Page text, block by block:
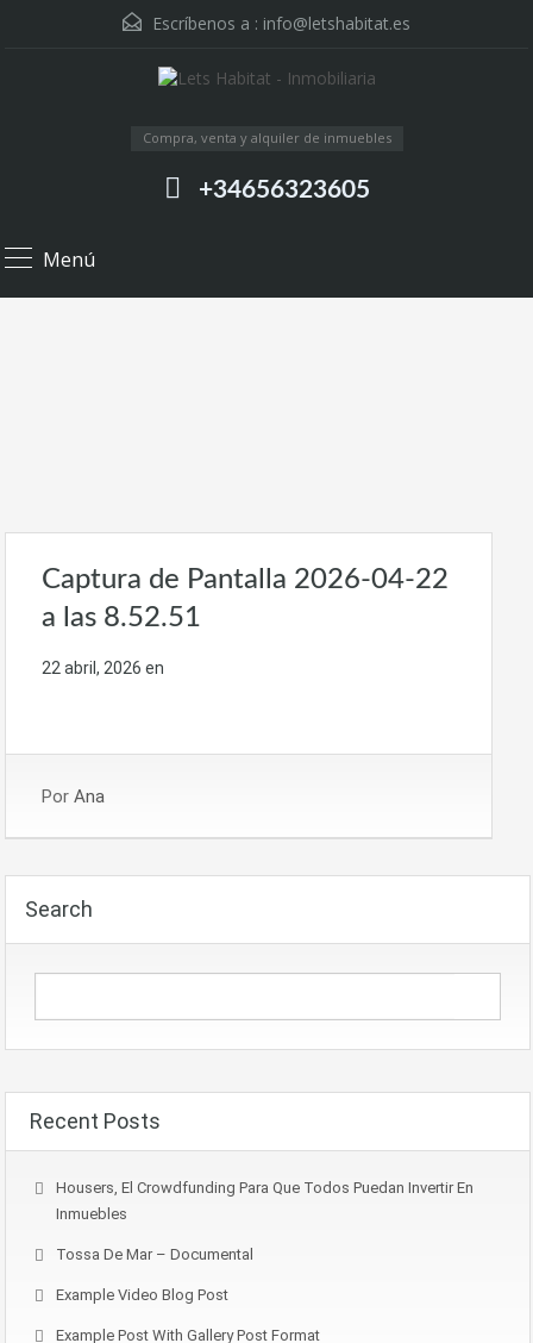
Escríbenos a : info@letshabitat.es
Compra, venta y alquiler de inmuebles
+34656323605
Menú
Captura de Pantalla 2026-04-22
a las 8.52.51
22 abril, 2026 en
Por Ana
Search
Recent Posts
Housers, El Crowdfunding Para Que Todos Puedan Invertir En
Inmuebles
Tossa De Mar – Documental
Example Video Blog Post
Example Post With Gallery Post Format